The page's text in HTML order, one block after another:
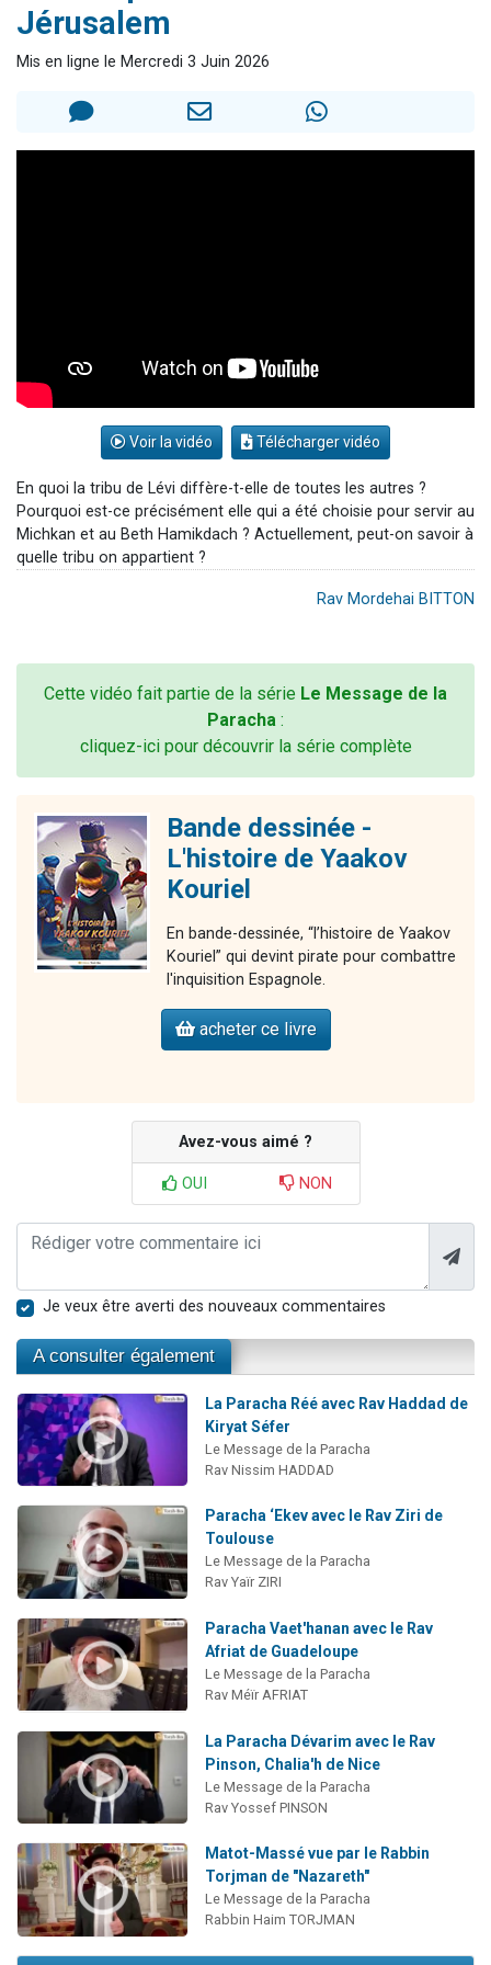
2 personnes viennent de faire un don pour Reloger Rivka, 6 enfants, victime de violences...
Il reste 49 places pour étudier en groupe sur Zoom
2 personnes viennent de nous rejoindre sur WhatsApp
Jérusalem
Mis en ligne le Mercredi 3 Juin 2026
Voir la vidéo Télécharger vidéo
En quoi la tribu de Lévi diffère-t-elle de toutes les autres ?
Pourquoi est-ce précisément elle qui a été choisie pour servir au
Michkan et au Beth Hamikdach ? Actuellement, peut-on savoir à
quelle tribu on appartient ?
Rav Mordehai BITTON
Cette vidéo fait partie de la série Le Message de la
Paracha :
cliquez-ici pour découvrir la série complète
Bande dessinée -
L'histoire de Yaakov
Kouriel
En bande-dessinée, “l’histoire de Yaakov
Kouriel” qui devint pirate pour combattre
l'inquisition Espagnole.
acheter ce livre
Avez-vous aimé ?
OUI NON
Je veux être averti des nouveaux commentaires
A consulter également
La Paracha Réé avec Rav Haddad de
Kiryat Séfer
Le Message de la Paracha
Rav Nissim HADDAD
Paracha ‘Ekev avec le Rav Ziri de
Toulouse
Le Message de la Paracha
Rav Yaïr ZIRI
Paracha Vaet'hanan avec le Rav
Afriat de Guadeloupe
Le Message de la Paracha
Rav Méïr AFRIAT
La Paracha Dévarim avec le Rav
Pinson, Chalia'h de Nice
Le Message de la Paracha
Rav Yossef PINSON
Matot-Massé vue par le Rabbin
Torjman de "Nazareth"
Le Message de la Paracha
Rabbin Haim TORJMAN